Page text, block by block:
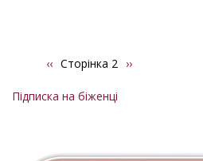
Розбивка
сторінки
Попередня
‹‹ Сторінка 2 Наступна
››
Підписка на біженці